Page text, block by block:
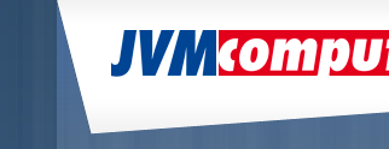
JVM Computers